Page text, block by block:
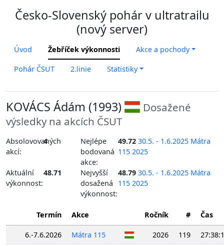
Česko-Slovenský pohár v ultratrailu
(nový server)
Úvod Žebříček výkonnosti Akce a pochody
Pohár ČSUT 2.linie Statistiky
KOVÁCS Ádám (1993)
Dosažené
výsledky na akcích ČSUT
Absolovovaných
akcí:
4
Nejlépe
bodovaná
akce:
49.72 30.5. - 1.6.2025 Mátra
115 2025
Aktuální
výkonnost:
48.71
Nejvyšší
dosažená
výkonnost:
48.79 30.5. - 1.6.2025 Mátra
115 2025
Termín Akce Ročník # Čas
6.-7.6.2026 Mátra 115 2026 119